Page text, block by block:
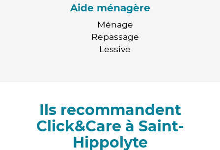
Aide ménagère
Ménage
Repassage
Lessive
Ils recommandent
Click&Care à Saint-
Hippolyte